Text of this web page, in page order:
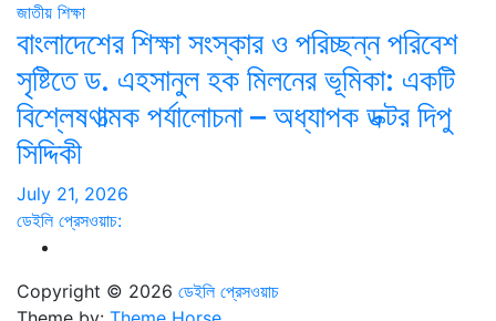
জাতীয় শিক্ষা
বাংলাদেশের শিক্ষা সংস্কার ও পরিচ্ছন্ন পরিবেশ
সৃষ্টিতে ড. এহসানুল হক মিলনের ভূমিকা: একটি
বিশ্লেষণাত্মক পর্যালোচনা – অধ্যাপক ডক্টর দিপু
সিদ্দিকী
July 21, 2026
ডেইলি প্রেসওয়াচ:
Copyright © 2026 ডেইলি প্রেসওয়াচ